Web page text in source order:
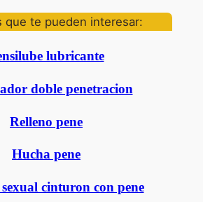
que te pueden interesar:
lubricante
doble penetracion
Relleno pene
Hucha pene
cinturon con pene